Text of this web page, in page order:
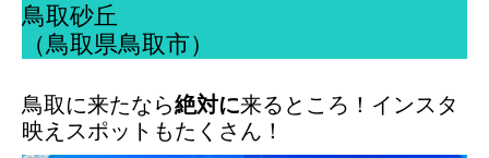
鳥取砂丘
（鳥取県鳥取市）
鳥取に来たなら絶対に来るところ！インスタ
映えスポットもたくさん！